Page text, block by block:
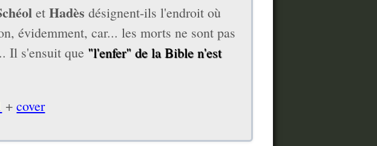
etHadès désignent-ils l'endroit où
évidemment, car... les morts ne sont pas
Il s'ensuit que "l'enfer" de la Bible n'est
+cover